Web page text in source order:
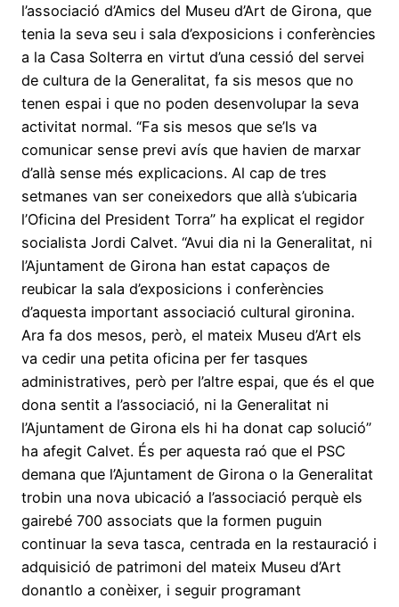
l’associació d’Amics del Museu d’Art de Girona, que
tenia la seva seu i sala d’exposicions i conferències
a la Casa Solterra en virtut d’una cessió del servei
de cultura de la Generalitat, fa sis mesos que no
tenen espai i que no poden desenvolupar la seva
activitat normal. “Fa sis mesos que se’ls va
comunicar sense previ avís que havien de marxar
d’allà sense més explicacions. Al cap de tres
setmanes van ser coneixedors que allà s’ubicaria
l’Oficina del President Torra” ha explicat el regidor
socialista Jordi Calvet. “Avui dia ni la Generalitat, ni
l’Ajuntament de Girona han estat capaços de
reubicar la sala d’exposicions i conferències
d’aquesta important associació cultural gironina.
Ara fa dos mesos, però, el mateix Museu d’Art els
va cedir una petita oficina per fer tasques
administratives, però per l’altre espai, que és el que
dona sentit a l’associació, ni la Generalitat ni
l’Ajuntament de Girona els hi ha donat cap solució”
ha afegit Calvet. És per aquesta raó que el PSC
demana que l’Ajuntament de Girona o la Generalitat
trobin una nova ubicació a l’associació perquè els
gairebé 700 associats que la formen puguin
continuar la seva tasca, centrada en la restauració i
adquisició de patrimoni del mateix Museu d’Art
donantlo a conèixer, i seguir programant